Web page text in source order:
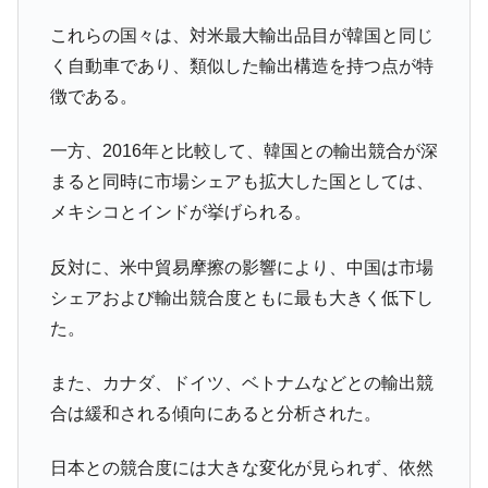
『Money1』
韓国政府「2035年までに18.4GW規模のAIデ
ータセンター整備」⇒ だから無理だってば。
『Money1』
ほぼ終わった」
『Money1』
韓国『国民年金公団』株価暴落で200兆蒸
『Money1』
韓国政府「ニセＫ-ブランドを通報しようキ
『Money1』
韓国「橋が落ちました」⇒ 耐久性「なさす
ぎ」では。
『Money1』
Fact1
日本の誇る海洋資源調査船『白嶺』は先進技術の
塊！
府県とは？
これらの国々は、対米最大輸出品目が韓国と同じ
く自動車であり、類似した輸出構造を持つ点が特
徴である。
一方、2016年と比較して、韓国との輸出競合が深
まると同時に市場シェアも拡大した国としては、
メキシコとインドが挙げられる。
反対に、米中貿易摩擦の影響により、中国は市場
シェアおよび輸出競合度ともに最も大きく低下し
た。
また、カナダ、ドイツ、ベトナムなどとの輸出競
合は緩和される傾向にあると分析された。
日本との競合度には大きな変化が見られず、依然